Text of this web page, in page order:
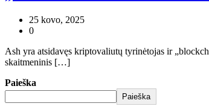
25 kovo, 2025
0
Ash yra atsidavęs kriptovaliutų tyrinėtojas ir
skaitmeninis […]
Paieška
Paieška